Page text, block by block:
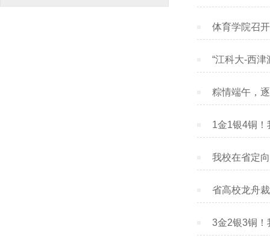
体育学院召
“江科大-西
粽情端午，
1金1银4铜！
我校在省定
省高校龙舟
3金2银3铜！